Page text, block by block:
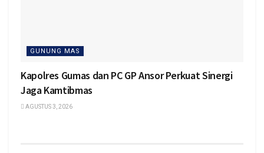
GUNUNG MAS
Kapolres Gumas dan PC GP Ansor Perkuat Sinergi
Jaga Kamtibmas
AGUSTUS 3, 2026